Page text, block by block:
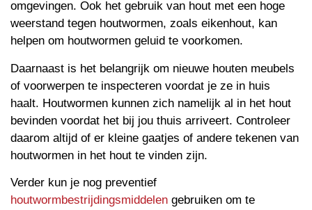
omgevingen. Ook het gebruik van hout met een hoge
weerstand tegen houtwormen, zoals eikenhout, kan
helpen om houtwormen geluid te voorkomen.
Daarnaast is het belangrijk om nieuwe houten meubels
of voorwerpen te inspecteren voordat je ze in huis
haalt. Houtwormen kunnen zich namelijk al in het hout
bevinden voordat het bij jou thuis arriveert. Controleer
daarom altijd of er kleine gaatjes of andere tekenen van
houtwormen in het hout te vinden zijn.
Verder kun je nog preventief
houtwormbestrijdingsmiddelen gebruiken om te